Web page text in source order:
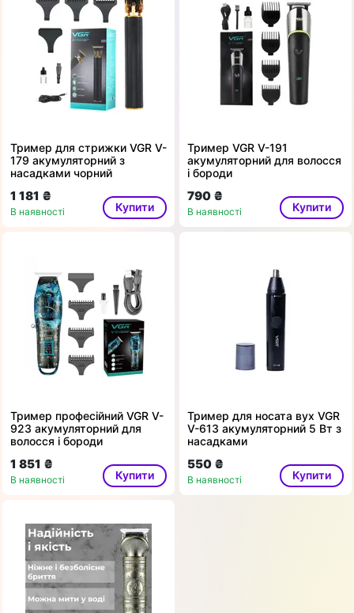
Тример для стрижки VGR V-
179 акумуляторний з
насадками чорний
1 181 ₴
В наявності Купити
Тример VGR V-191
акумуляторний для волосся
і бороди
790 ₴
В наявності Купити
Тример професійний VGR V-
923 акумуляторний для
волосся і бороди
1 851 ₴
В наявності Купити
Тример для носата вух VGR
V-613 акумуляторний 5 Вт з
насадками
550 ₴
В наявності Купити